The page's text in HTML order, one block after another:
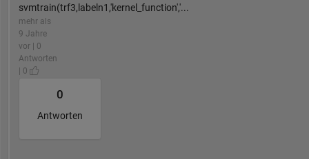
svmtrain(trf3,labeln1,'kernel_function','...
mehr als
9 Jahre
vor | 0
Antworten
| 0
0
Antworten